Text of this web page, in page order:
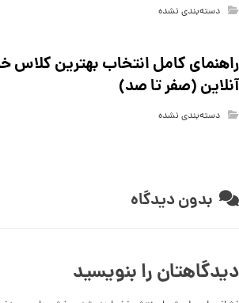
دسته‌بندی نشده
راهنمای کامل انتخاب بهترین
آنلاین (صفر تا صد)
دسته‌بندی نشده
بدون دیدگاه
دیدگاهتان را بنویسید